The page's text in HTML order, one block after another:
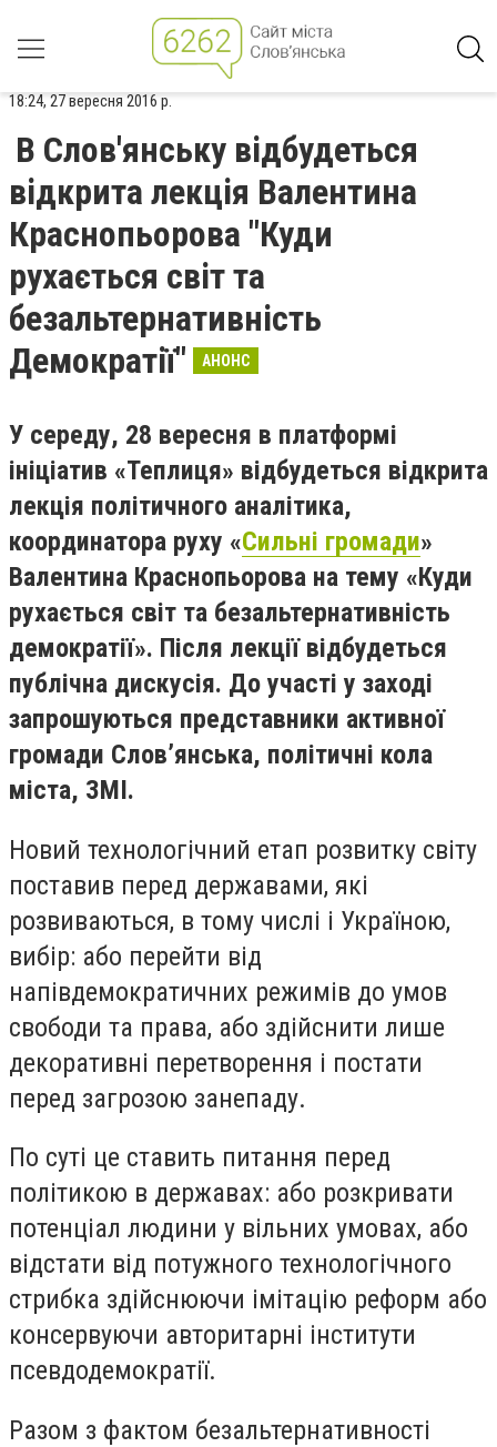
18:24, 27 вересня 2016 р.
В Слов'янську відбудеться
відкрита лекція Валентина
Краснопьорова "Куди
рухається світ та
безальтернативність
Демократії"
АНОНС
У середу, 28 вересня в платформі
ініціатив «Теплиця» відбудеться відкрита
лекція політичного аналітика,
координатора руху «Сильні громади»
Валентина Краснопьорова на тему «Куди
рухається світ та безальтернативність
демократії». Після лекції відбудеться
публічна дискусія. До участі у заході
запрошуються представники активної
громади Слов’янська, політичні кола
міста, ЗМІ.
Новий технологічний етап розвитку світу
поставив перед державами, які
розвиваються, в тому числі і Україною,
вибір: або перейти від
напівдемократичних режимів до умов
свободи та права, або здійснити лише
декоративні перетворення і постати
перед загрозою занепаду.
По суті це ставить питання перед
політикою в державах: або розкривати
потенціал людини у вільних умовах, або
відстати від потужного технологічного
стрибка здійснюючи імітацію реформ або
консервуючи авторитарні інститути
псевдодемократії.
Разом з фактом безальтернативності